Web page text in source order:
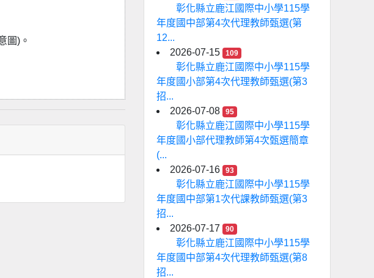
圖)。
彰化縣立鹿江國際中小學115學
年度國中部第4次代理教師甄選(第
12...
2026-07-15
109
彰化縣立鹿江國際中小學115學
年度國小部第4次代理教師甄選(第3
招...
2026-07-08
95
彰化縣立鹿江國際中小學115學
年度國小部代理教師第4次甄選簡章
(...
2026-07-16
93
彰化縣立鹿江國際中小學115學
年度國中部第1次代課教師甄選(第3
招...
2026-07-17
90
彰化縣立鹿江國際中小學115學
年度國中部第4次代理教師甄選(第8
招...